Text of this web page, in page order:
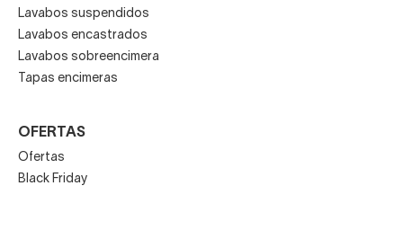
Lavabos suspendidos
Lavabos encastrados
Lavabos sobreencimera
Tapas encimeras
OFERTAS
Ofertas
Black Friday